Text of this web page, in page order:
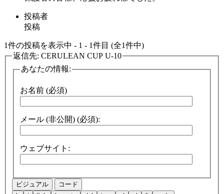
投稿者
投稿
1件の投稿を表示中 - 1 - 1件目 (全1件中)
返信先: CERULEAN CUP U-10
あなたの情報:
お名前 (必須)
メール (非公開) (必須):
ウェブサイト:
ビジュアル コード